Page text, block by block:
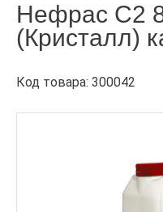
Нефрас С2
(Кристалл)
Код товара: 300042